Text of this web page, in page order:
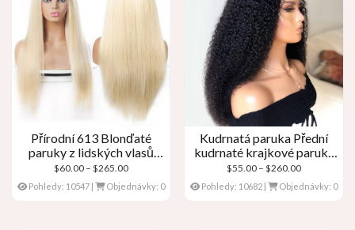
Přírodní 613 Blonďaté
paruky z lidských vlasů
Přední paruka s blond
krajkou
$60.00 – $265.00Cenové
rozpětí:
Pohledy: 10547| Objednávky: 0
Kudrnatá paruka Přední
kudrnaté krajkové paruky
pravé lidské vlasy
$55.00 – $260.00Cenové
rozpětí:
Pohledy: 10682 Objednávky: 0